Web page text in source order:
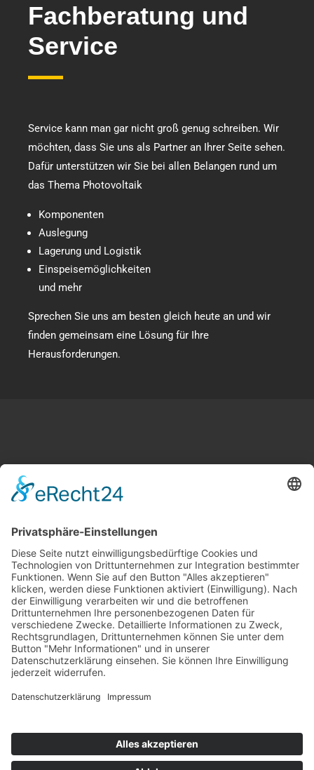
Fachberatung und
Service
Service kann man gar nicht groß genug schreiben. Wir
möchten, dass Sie uns als Partner an Ihrer Seite sehen.
Dafür unterstützen wir Sie bei allen Belangen rund um
das Thema Photovoltaik
Komponenten
Auslegung
Lagerung und Logistik
Einspeisemöglichkeiten
und mehr
Sprechen Sie uns am besten gleich heute an und wir
finden gemeinsam eine Lösung für Ihre
Herausforderungen.
Ein Anruf genügt:
06021 37719-0
KONTAKTFORMULAR